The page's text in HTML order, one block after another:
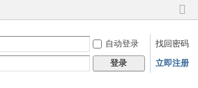
切
到
窄
自动登录
找回密码
登录 立即注册